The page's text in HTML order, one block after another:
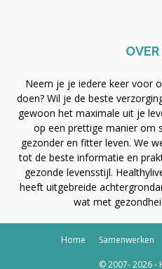
Neem je je iedere keer voor
doen? Wil je de beste
gewoon het maximale uit je
op een prettige manier om
gezonder en fitter leven. We
tot de beste informatie en
gezonde levensstijl.
heeft uitgebreide
wat met
Home Samenwerken
© 2007- 2026 -